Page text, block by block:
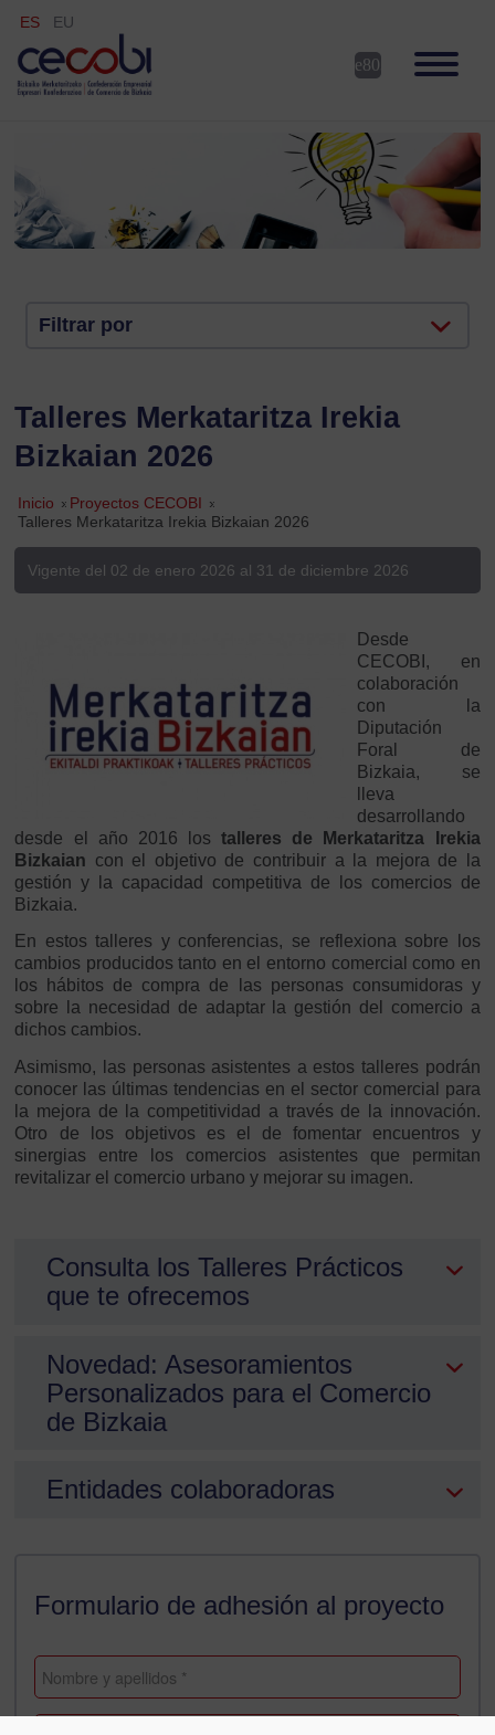
ES EU
Filtrar por
Talleres Merkataritza Irekia
Bizkaian 2026
Inicio » Proyectos CECOBI »
Talleres Merkataritza Irekia Bizkaian 2026
Vigente del 02 de enero 2026 al 31 de diciembre 2026
Desde
CECOBI, en
colaboración
con la
Diputación
Foral de
Bizkaia, se
lleva
desarrollando
desde el año 2016 lostalleres de Merkataritza Irekia
Bizkaian con el objetivo de contribuir a la mejora de la
gestión y la capacidad competitiva de los comercios de
Bizkaia.
En estos talleres y conferencias, se reflexiona sobre los
cambios producidos tanto en el entorno comercial como en
los hábitos de compra de las personas consumidoras y
sobre la necesidad de adaptar la gestión del comercio a
dichos cambios.
Asimismo, las personas asistentes a estos talleres podrán
conocer las últimas tendencias en el sector comercial para
la mejora de la competitividad a través de la innovación.
Otro de los objetivos es el de fomentar encuentros y
sinergias entre los comercios asistentes que permitan
revitalizar el comercio urbano y mejorar su imagen.
Consulta los Talleres Prácticos
que te ofrecemos
Novedad: Asesoramientos
Personalizados para el Comercio
de Bizkaia
Entidades colaboradoras
Formulario de adhesión al proyecto